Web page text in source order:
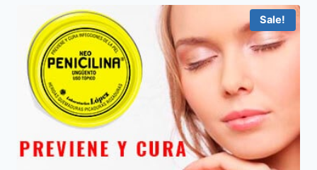
popularity
Sale!